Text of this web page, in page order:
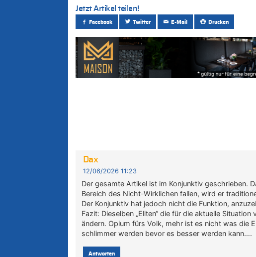
Jetzt Artikel teilen!
Facebook Twitter E-Mail Drucken
Dax
12/06/2026 11:23
Der gesamte Artikel ist im Konjunktiv geschrieben.
Bereich des Nicht-Wirklichen fallen, wird er
Der Konjunktiv hat jedoch nicht die Funktion,
Fazit: Dieselben „Eliten“ die für die aktuelle
ändern. Opium fürs Volk, mehr ist es nicht was die
schlimmer werden bevor es besser werden kann….
Antworten